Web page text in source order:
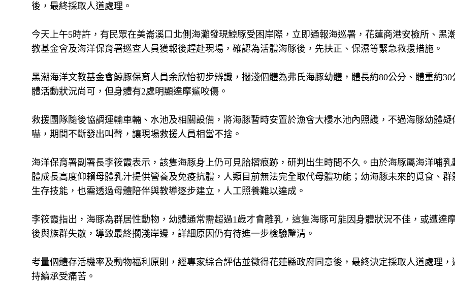
後，最終採取人道處理。
今天上午5時許，有民眾在美崙溪口北側海灘發現鯨豚受困岸際，立即通報海巡署，花蓮商港安檢所、黑
教基金會及海洋保育署巡查人員獲報後趕赴現場，確認為活體海豚後，先扶正、保濕等緊急救援措施。
黑潮海洋文教基金會鯨豚保育人員余欣怡初步辨識，擱淺個體為弗氏海豚幼體，體長約80公分、體重約30
體活動狀況尚可，但身體有2處明顯達摩鯊咬傷。
救援團隊隨後協調運輸車輛、水池及相關設備，將海豚暫時安置於漁會大樓水池內照護，不過海豚幼體疑
嚇，期間不斷發出叫聲，讓現場救援人員相當不捨。
海洋保育署副署長李筱霞表示，該隻海豚身上仍可見胎摺痕跡，研判出生時間不久。由於海豚屬海洋哺乳
體成長高度仰賴母體乳汁提供營養及免疫抗體，人類目前無法完全取代母體功能；幼海豚未來的覓食、群
生存技能，也需透過母體陪伴與教導逐步建立，人工照養難以達成。
李筱霞指出，海豚為群居性動物，幼體通常需超過1歲才會離乳，這隻海豚可能因身體狀況不佳，或遭達
後與族群失散，導致最終擱淺岸邊，詳細原因仍有待進一步檢驗釐清。
考量個體存活機率及動物福利原則，經專家綜合評估並徵得花蓮縣政府同意後，最終決定採取人道處理，
持續承受痛苦。